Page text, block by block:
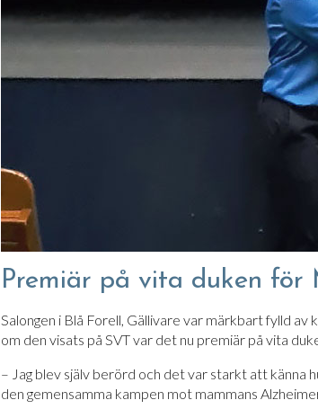
Premiär på vita duken för
Salongen i Blå Forell, Gällivare var märkbart fylld
om den visats på SVT var det nu premiär på vita
– Jag blev själv berörd och det var starkt att känna
den gemensamma kampen mot mammans